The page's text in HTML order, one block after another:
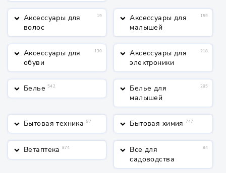
keyboard_arrow_down Аксессуары для
волос
19 keyboard_arrow_down Аксессуары для
малышей
159
keyboard_arrow_down Аксессуары для
обуви
130 keyboard_arrow_down Аксессуары для
электроники
218
keyboard_arrow_down Белье 542 keyboard_arrow_down Белье для
малышей
285
keyboard_arrow_down Бытовая техника 57 keyboard_arrow_down Бытовая химия 747
keyboard_arrow_down Ветаптека 874 keyboard_arrow_down Все для
садоводства
94